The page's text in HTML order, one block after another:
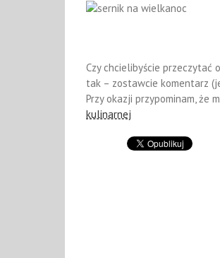
Czy chcielibyście przeczytać
tak – zostawcie komentarz
Przy okazji przypominam, że
kulinarnej